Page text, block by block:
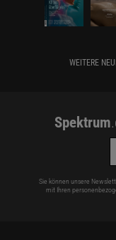
WEITERE
Spektrum
Sie können unsere
mit Ihren